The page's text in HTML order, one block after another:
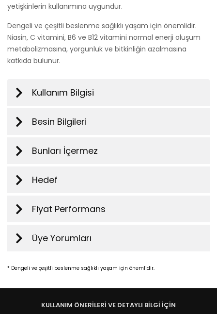
yetişkinlerin kullanımına uygundur.
Dengeli ve çeşitli beslenme sağlıklı yaşam için önemlidir.
Niasin, C vitamini, B6 ve B12 vitamini normal enerji oluşum
metabolizmasına, yorgunluk ve bitkinliğin azalmasına
katkıda bulunur.
Kullanım Bilgisi
Besin Bilgileri
Bunları İçermez
Hedef
Fiyat Performans
Üye Yorumları
* Dengeli ve çeşitli beslenme sağlıklı yaşam için önemlidir.
KULLANIM ÖNERİLERİ VE DETAYLI BİLGİ İÇİN